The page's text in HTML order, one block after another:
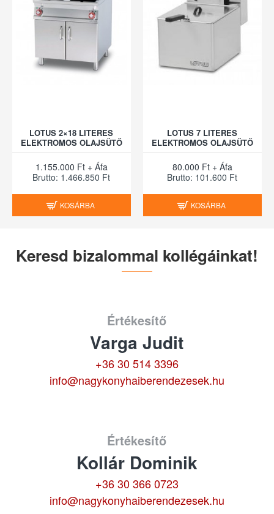
LOTUS 2×18 LITERES
ELEKTROMOS OLAJSÜTŐ
1.155.000 Ft + Áfa
Brutto: 1.466.850 Ft
KOSÁRBA
LOTUS 7 LITERES
ELEKTROMOS OLAJSÜTŐ
80.000 Ft + Áfa
Brutto: 101.600 Ft
KOSÁRBA
Keresd bizalommal kollégáinkat!
Értékesítő
Varga Judit
+36 30 514 3396
info@nagykonyhaiberendezesek.hu
Értékesítő
Kollár Dominik
+36 30 366 0723
info@nagykonyhaiberendezesek.hu